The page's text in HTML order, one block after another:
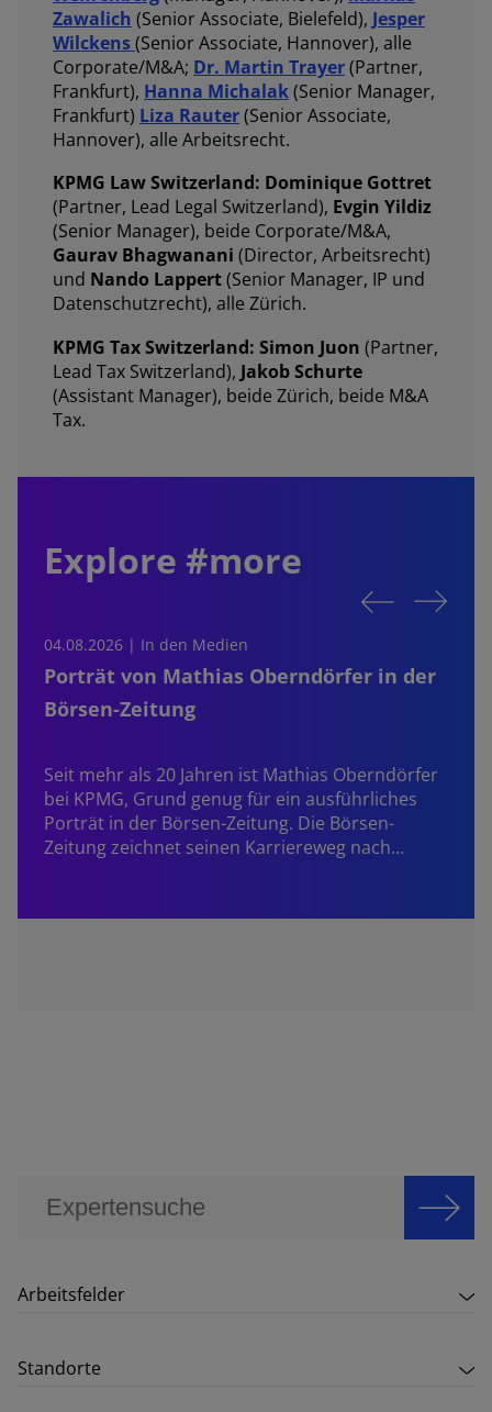
Zawalich (Senior Associate, Bielefeld), Jesper
Wilckens(Senior Associate, Hannover), alle
Corporate/M&A; Dr. Martin Trayer(Partner,
Frankfurt), Hanna Michalak(Senior Manager,
Frankfurt) Liza Rauter(Senior Associate,
Hannover), alle Arbeitsrecht.
KPMG Law Switzerland: Dominique Gottret
(Partner, Lead Legal Switzerland), Evgin Yildiz
(Senior Manager), beide Corporate/M&A,
Gaurav Bhagwanani (Director, Arbeitsrecht)
und Nando Lappert(Senior Manager, IP und
Datenschutzrecht), alle Zürich.
KPMG Tax Switzerland: Simon Juon (Partner,
Lead Tax Switzerland), Jakob Schurte
(Assistant Manager), beide Zürich, beide M&A
Tax.
Explore #more
04.08.2026 | In den Medien
Porträt von Mathias Oberndörfer in der
Börsen-Zeitung
Seit mehr als 20 Jahren ist Mathias Oberndörfer
bei KPMG, Grund genug für ein ausführliches
Porträt in der Börsen-Zeitung. Die Börsen-
Zeitung zeichnet seinen Karriereweg nach…
Arbeitsfelder
Standorte